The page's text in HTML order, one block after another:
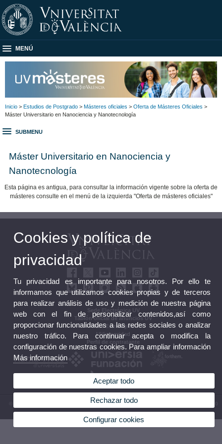
MENÚ
Inicio > Estudios de Postgrado > Másteres oficiales > Oferta de Másteres Oficiales >
Máster Universitario en Nanociencia y Nanotecnología
SUBMENU
Máster Universitario en Nanociencia y
Nanotecnología
Esta página es antigua, para consultar la información vigente sobre la oferta de
másteres consulte en el menú de la izquierda "Oferta de másteres oficiales"
Sede Electrónica UV
Tablón oficial de anuncios UV
Plan Estratégico
UVintegridad
Perfil de contratante
© 2026 UV. - Av. Blasco Ibáñez, 13. 46010 València. Espanya. Tel. UV: (+34) 963 86 41 00
Cookies y política de
privacidad
Tu privacidad es importante para nosotros. Por ello te
informamos que utilizamos cookies propias y de terceros
para realizar análisis de uso y medición de nuestra página
web con el fin de personalizar contenidos,así como
proporcionar funcionalidades a las redes sociales o analizar
nuestro tráfico. Para continuar acepta o modifica la
configuración de nuestras cookies. Para ampliar información
Más información
Aceptar todo
Rechazar todo
Configurar cookies